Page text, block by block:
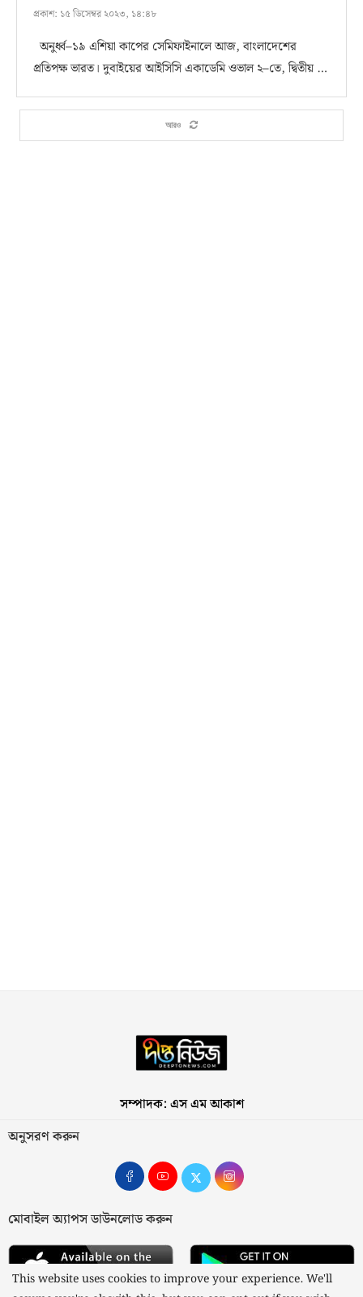
প্রকাশ: ১৫ ডিসেম্বর ২০২৩, ১৪:৪৮
অনুর্ধ্ব–১৯ এশিয়া কাপের সেমিফাইনালে আজ, বাংলাদেশের
প্রতিপক্ষ ভারত। দুবাইয়ের আইসিসি একাডেমি ওভাল ২–তে, দ্বিতীয় …
আরও
সম্পাদক: এস এম আকাশ
অনুসরণ করুন
মোবাইল অ্যাপস ডাউনলোড করুন
This website uses cookies to improve your experience. We'll